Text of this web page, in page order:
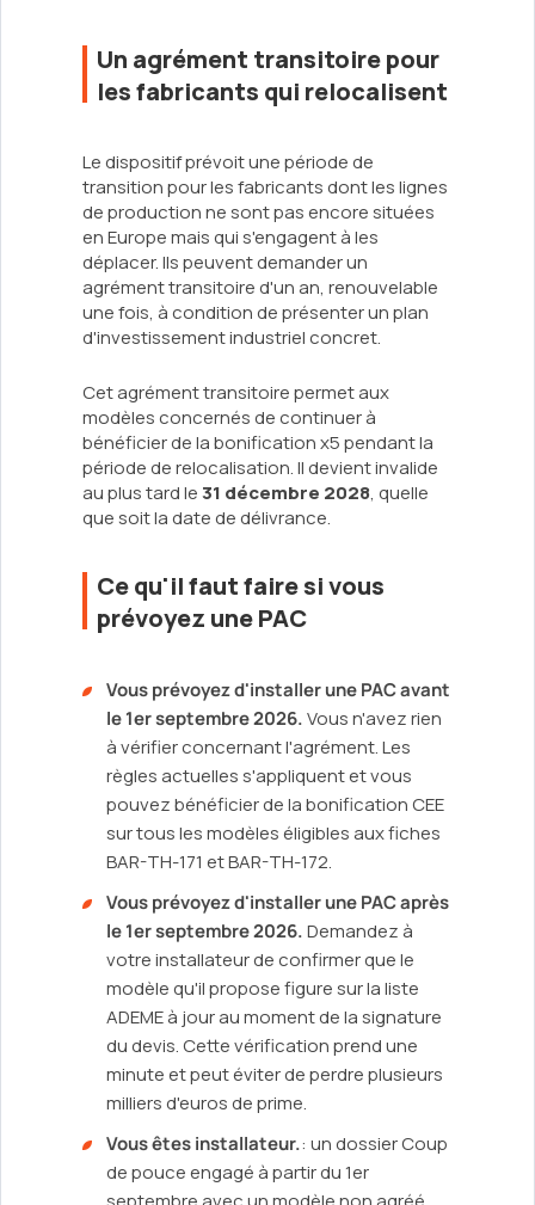
Un agrément transitoire pour
les fabricants qui relocalisent
Le dispositif prévoit une période de
transition pour les fabricants dont les lignes
de production ne sont pas encore situées
en Europe mais qui s'engagent à les
déplacer. Ils peuvent demander un
agrément transitoire d'un an, renouvelable
une fois, à condition de présenter un plan
d'investissement industriel concret.
Cet agrément transitoire permet aux
modèles concernés de continuer à
bénéficier de la bonification x5 pendant la
période de relocalisation. Il devient invalide
au plus tard le31 décembre 2028, quelle
que soit la date de délivrance.
Ce qu'il faut faire si vous
prévoyez une PAC
Vous prévoyez d'installer une PAC avant
le 1er septembre 2026.Vous n'avez rien
à vérifier concernant l'agrément. Les
règles actuelles s'appliquent et vous
pouvez bénéficier de la bonification CEE
sur tous les modèles éligibles aux fiches
BAR-TH-171 et BAR-TH-172.
Vous prévoyez d'installer une PAC après
le 1er septembre 2026.Demandez à
votre installateur de confirmer que le
modèle qu'il propose figure sur la liste
ADEME à jour au moment de la signature
du devis. Cette vérification prend une
minute et peut éviter de perdre plusieurs
milliers d'euros de prime.
Vous êtes installateur.: un dossier Coup
de pouce engagé à partir du 1er